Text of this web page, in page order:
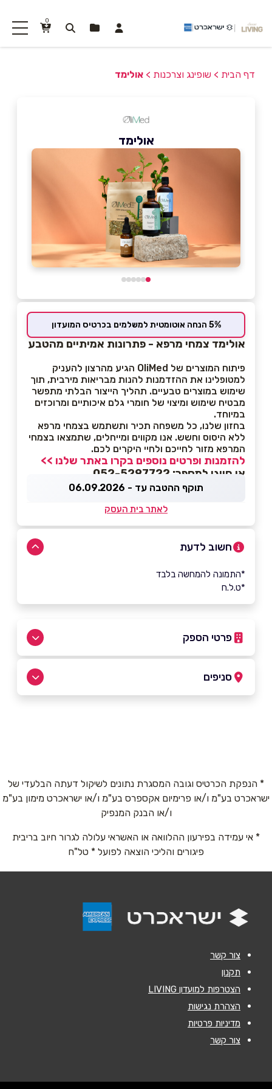
0
דף הבית > שופינג וצרכנות > אולימד
אולימד
5% הנחה אוטומטית למשלמים בכרטיס המועדון
אולימד צמחי מרפא - פתרונות אמיתיים מהטבע
פיתוח המוצרים של OliMed הגיע מהרצון להעניק
למטופלינו את ההזדמנות להנות מבריאות מירבית, תוך
שימוש במוצרים טבעיים. תהליך הייצור הבלתי מתפשר
מבטיח שימוש ומיצוי של חומרי גלם איכותיים ומרוכזים
במיוחד.
בחזון שלנו, כל משפחה תכיר ותשתמש בצמחי מרפא
ללא היסוס וחשש. אנו מקווים ומייחלים, שתמצאו בצמחי
המרפא מזור לחייכם ולחיי היקרים לכם.
להזמנות ופרטים נוספים בקרו באתר שלנו >>
או חייגו למספר: 052-5297722
תוקף ההטבה עד - 06.09.2026
לאתר בית העסק
חשוב לדעת
*התמונה להמחשה בלבד
*ט.ל.ח
פרטי הספק
באתר בפייסבוק באינסטגרם
טלפון*
אימייל*
סניפים
* הנפקת הכרטיס וגובה המסגרת נתונים לשיקול דעתה הבלעדי של
ישראכרט בע"מ ו/או פרימיום אקספרס בע"מ ו/או ישראכרט מימון בע"מ
ו/או הבנק המנפיק
* אי עמידה בפירעון ההלוואה או האשראי עלולה לגרור חיוב בריבית
פיגורים והליכי הוצאה לפועל * טל"ח
צור קשר
תקנון
הצטרפות למועדון LIVING
הצהרת נגישות
מדיניות פרטיות
צור קשר